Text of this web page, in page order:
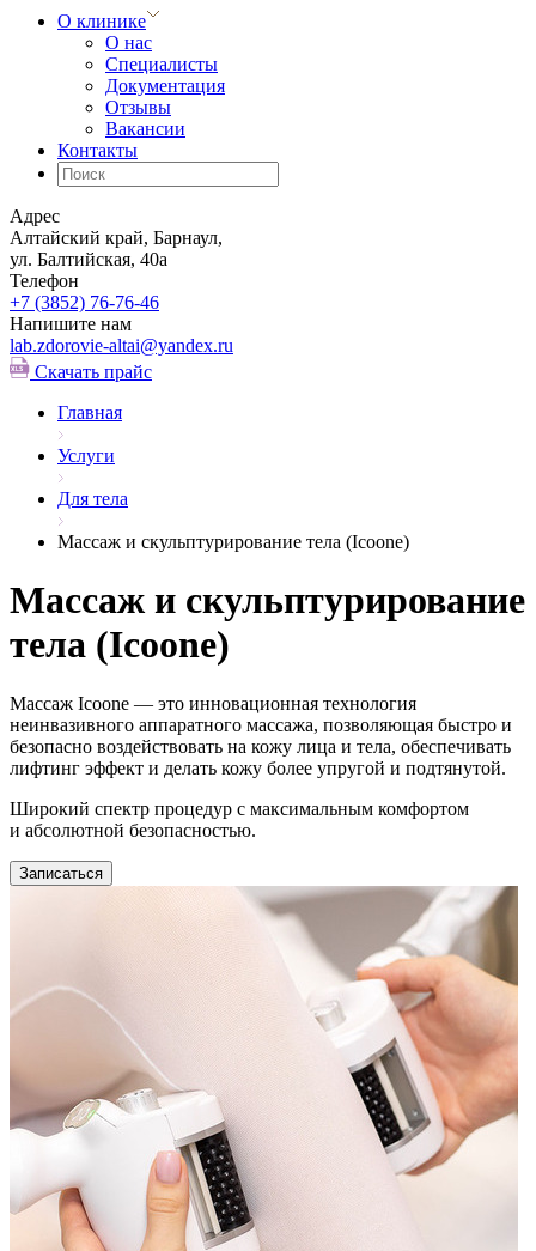
О клинике
О нас
Специалисты
Документация
Отзывы
Вакансии
Контакты
Адрес
Алтайский край, Барнаул,
ул. Балтийская, 40а
Телефон
+7 (3852) 76-76-46
Напишите нам
lab.zdorovie-altai@yandex.ru
Скачать прайс
Главная
Услуги
Для тела
Массаж и скульптурирование тела (Icoone)
Массаж и скульптурирование
тела (Icoone)
Массаж Icoone — это инновационная технология
неинвазивного аппаратного массажа, позволяющая быстро и
безопасно воздействовать на кожу лица и тела, обеспечивать
лифтинг эффект и делать кожу более упругой и подтянутой.
Широкий спектр процедур с максимальным комфортом
и абсолютной безопасностью.
Записаться